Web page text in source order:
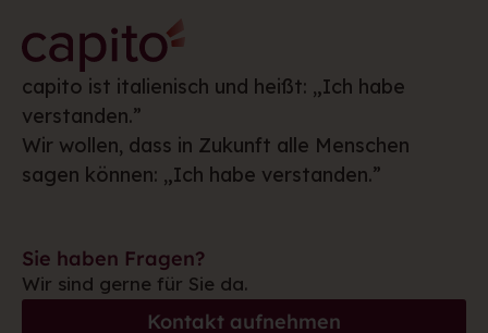
capito ist italienisch und heißt: „Ich habe
verstanden.”
Wir wollen, dass in Zukunft alle Menschen
sagen können: „Ich habe verstanden.”
Sie haben Fragen?
Wir sind gerne für Sie da.
Kontakt aufnehmen